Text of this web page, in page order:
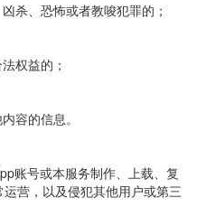
杀、恐怖或者教唆犯罪的；
权益的；
容的信息。
账号或本服务制作、上载、复
营，以及侵犯其他用户或第三